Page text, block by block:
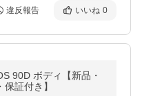
違反報告 いいね 0
90D ボディ【新品・
証付き】